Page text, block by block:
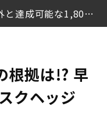
早くスタートすれば意外と達成可能な1,800万円
は2,000万円欲しい
根拠は!? 早
クヘッジ